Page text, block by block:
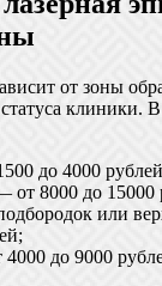
от зоны
клиники.
до 4000 рублей
8000 до 15000
или
до 9000